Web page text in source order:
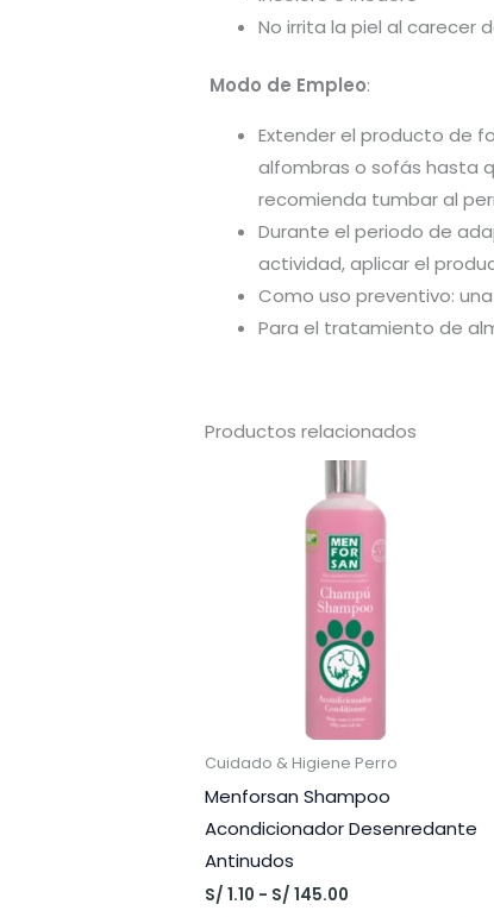
No irrita la piel al carecer
Modo de Empleo:
Extender el producto de
alfombras o sofás hasta
recomienda tumbar al
Durante el periodo de
actividad, aplicar el
Como uso preventivo:
Para el tratamiento de
Productos relacionados
Cuidado & Higiene Perro
Menforsan Shampoo
Acondicionador Desenredante
Antinudos
S/ 1.10 - S/ 145.00